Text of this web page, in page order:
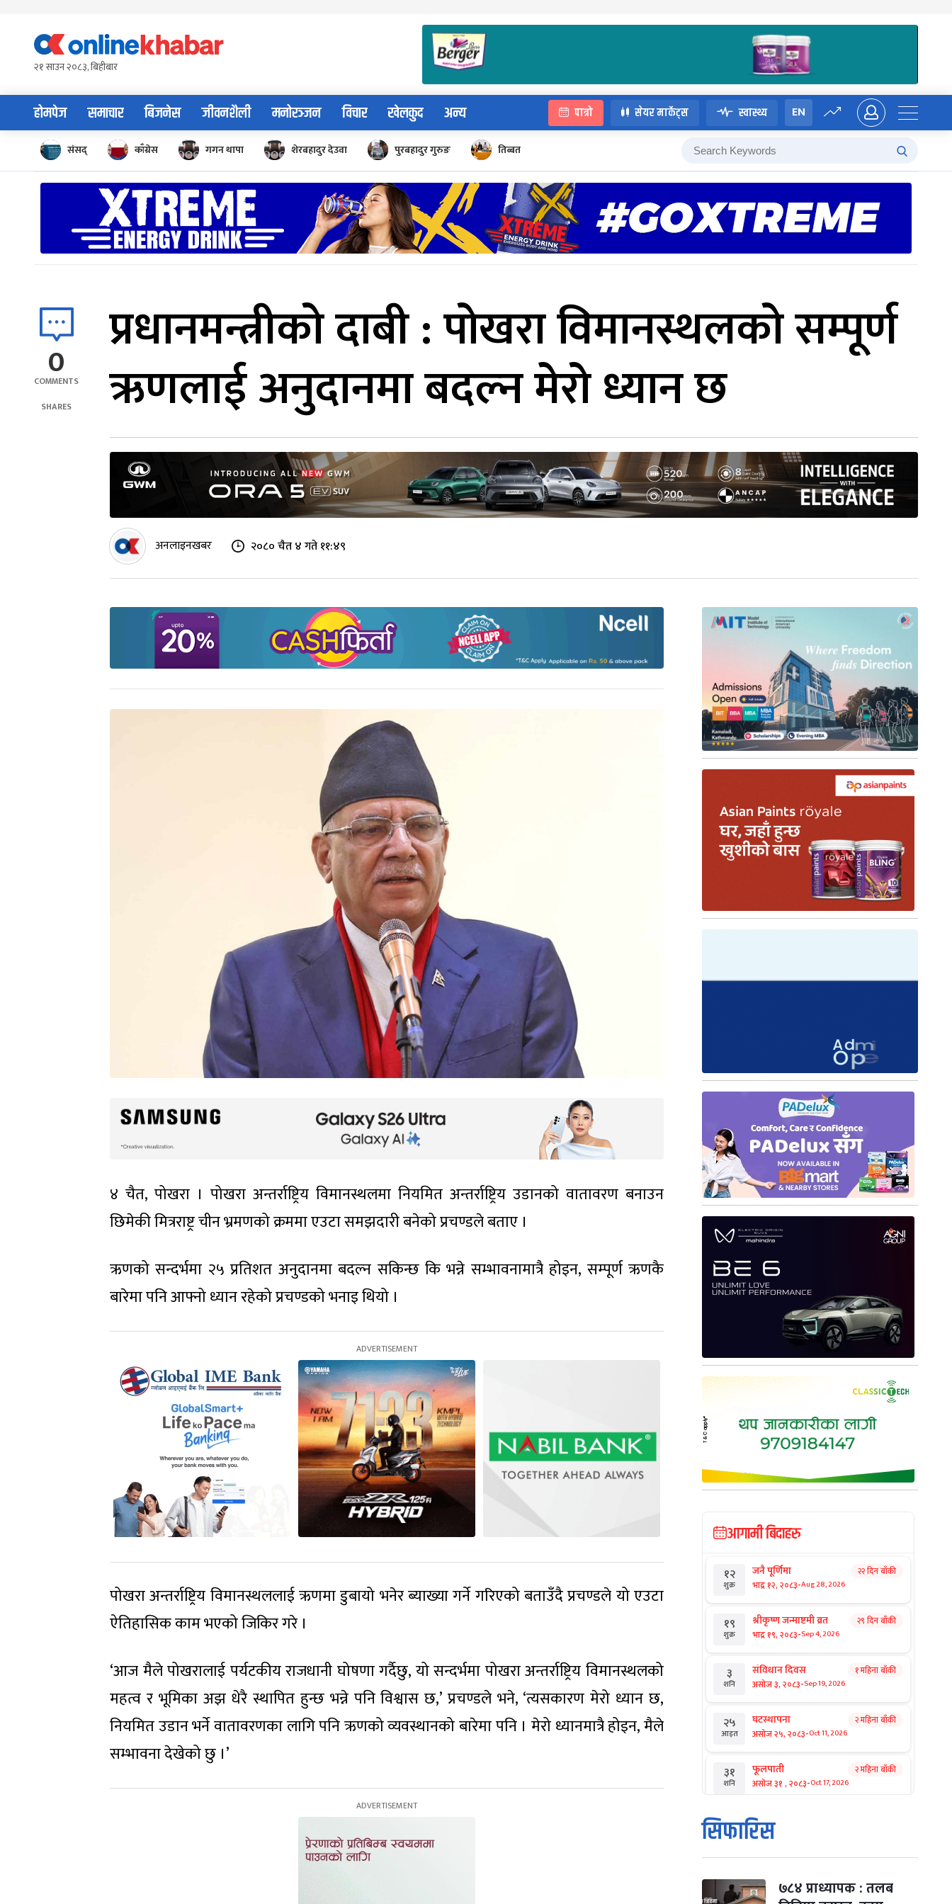
content२१ साउन २०८३, बिहीबार
होमपेज समाचार बिजनेस जीवनशैली मनोरञ्जन विचार खेलकुद अन्य पात्रो सेयर मार्केट्स स्वास्थ्य EN
संसद् काँग्रेस गगन थापा शेरबहादुर देउवा पुरबहादुर गुरुङ तिब्बत
0
COMMENTS
SHARES
प्रधानमन्त्रीको दाबी : पोखरा विमानस्थलको सम्पूर्ण
ऋणलाई अनुदानमा बदल्न मेरो ध्यान छ
अनलाइनखबर २०८० चैत ४ गते ११:४९
४ चैत, पोखरा । पोखरा अन्तर्राष्ट्रिय विमानस्थलमा नियमित अन्तर्राष्ट्रिय उडानको वातावरण बनाउन
छिमेकी मित्रराष्ट्र चीन भ्रमणको क्रममा एउटा समझदारी बनेको प्रचण्डले बताए ।
ऋणको सन्दर्भमा २५ प्रतिशत अनुदानमा बदल्न सकिन्छ कि भन्ने सम्भावनामात्रै होइन, सम्पूर्ण ऋणकै
बारेमा पनि आफ्नो ध्यान रहेको प्रचण्डको भनाइ थियो ।
पोखरा अन्तर्राष्ट्रिय विमानस्थललाई ऋणमा डुबायो भनेर ब्याख्या गर्ने गरिएको बताउँदै प्रचण्डले यो एउटा
ऐतिहासिक काम भएको जिकिर गरे ।
‘आज मैले पोखरालाई पर्यटकीय राजधानी घोषणा गर्दैछु, यो सन्दर्भमा पोखरा अन्तर्राष्ट्रिय विमानस्थलको
महत्व र भूमिका अझ धेरै स्थापित हुन्छ भन्ने पनि विश्वास छ,’ प्रचण्डले भने, ‘त्यसकारण मेरो ध्यान छ,
नियमित उडान भर्ने वातावरणका लागि पनि ऋणको व्यवस्थानको बारेमा पनि । मेरो ध्यानमात्रै होइन, मैले
सम्भावना देखेको छु ।’
आगामी बिदाहरु
१२
शुक्र
जनै पूर्णिमा
भाद्र १२, २०८३-Aug 28, 2026
२२ दिन बाँकी
१९
शुक्र
श्रीकृष्ण जन्माष्टमी व्रत
भाद्र १९, २०८३-Sep 4, 2026
२९ दिन बाँकी
३
शनि
संविधान दिवस
असोज ३, २०८३-Sep 19, 2026
१ महिना बाँकी
२५
आइत
घटस्थापना
असोज २५, २०८३-Oct 11, 2026
२ महिना बाँकी
३१
शनि
फूलपाती
असोज ३१ , २०८३-Oct 17, 2026
२ महिना बाँकी
१
आइत
कार्तिक सङ्क्रान्ति
कार्तिक १, २०८३
मंगल कार्तिक ३, २०८३ -Oct 20, 2026
सिफारिस
७८४ प्राध्यापक : तलब